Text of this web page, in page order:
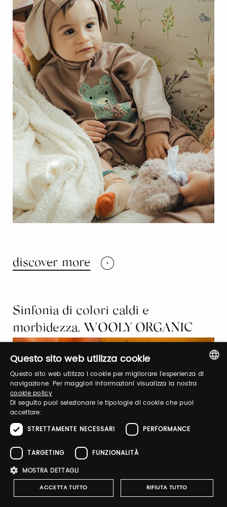
discover more
Sinfonia di colori caldi e
morbidezza, WOOLY ORGANIC
ITALIAN
Questo sito web utilizza cookie
Questo sito web utilizza i cookie per migliorare l'esperienza di
navigazione. Per maggiori informazioni visualizza la nostra
cookie policy
Di seguito puoi selezionare le tipologie di cookie che puoi
accettare:
STRETTAMENTE NECESSARI
PERFORMANCE
TARGETING
FUNZIONALITÀ
MOSTRA DETTAGLI
ACCETTA TUTTO RIFIUTA TUTTO